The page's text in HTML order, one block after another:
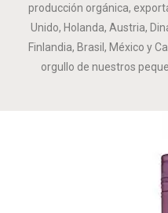
producción orgánica,
Unido, Holanda, Austria,
Finlandia, Brasil, México y
orgullo de nuestros